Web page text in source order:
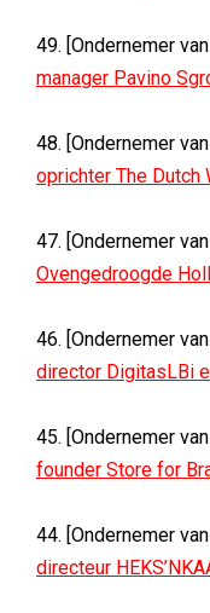
49. [Ondernemer
manager Pavino
48. [Ondernemer
oprichter The Dutch
47. [Ondernemer
Ovengedroogde
46. [Ondernemer
director DigitasLBi
45. [Ondernemer
founder Store for
44. [Ondernemer
directeur